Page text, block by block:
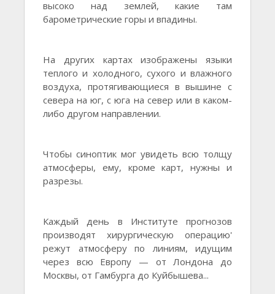
высоко над землей, какие там
барометрические горы и впадины.
На других картах изображены языки
теплого и холодного, сухого и влажного
воздуха, протягивающиеся в вышине с
севера на юг, с юга на север или в каком-
либо другом направлении.
Чтобы синоптик мог увидеть всю толщу
атмосферы, ему, кроме карт, нужны и
разрезы.
Каждый день в Институте прогнозов
производят хирургическую операцию'
режут атмосферу по линиям, идущим
через всю Европу — от Лондона до
Москвы, от Гамбурга до Куйбышева...